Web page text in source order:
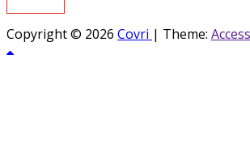
Copyright © 2026 Covri | Theme: